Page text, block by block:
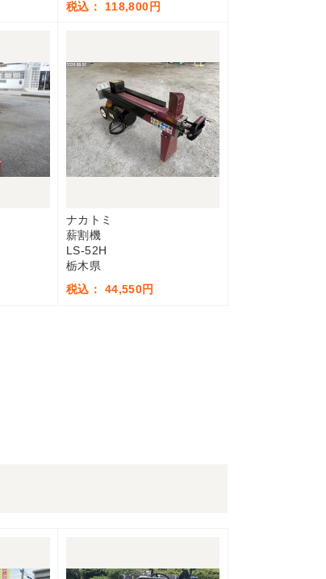
税込： 118,800円
ナカトミ
薪割機
LS-52H
栃木県
税込： 44,550円